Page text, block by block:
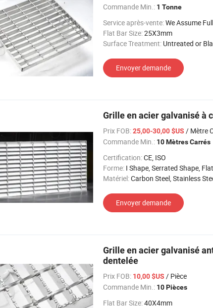
Commande Min.: 1 Tonne
Service après-vente:We Assume Full
Flat Bar Size:25X3mm
Surface Treatment: Untreated or
Envoyer demande
Grille en acier galvanisé à
Prix FOB:25,00-30,00 $US / Mètre
Commande Min.: 10 Mètres Carrés
Certification:CE, ISO
Forme: I Shape, Serrated Shape,
Matériel:Carbon Steel, Stainless
Envoyer demande
Grille en acier galvanisé
dentelée
Prix FOB: 10,00 $US / Pièce
Commande Min.: 10 Pièces
Flat Bar Size:40X4mm